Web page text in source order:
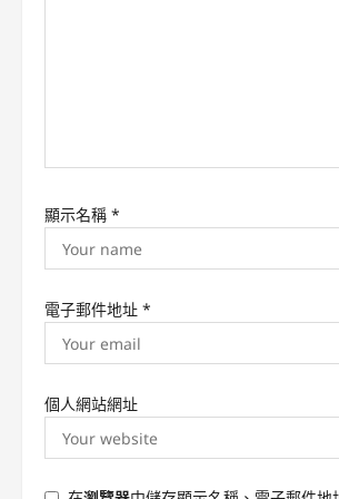
n
顯示名稱 *
電子郵件地址 *
個人網站網址